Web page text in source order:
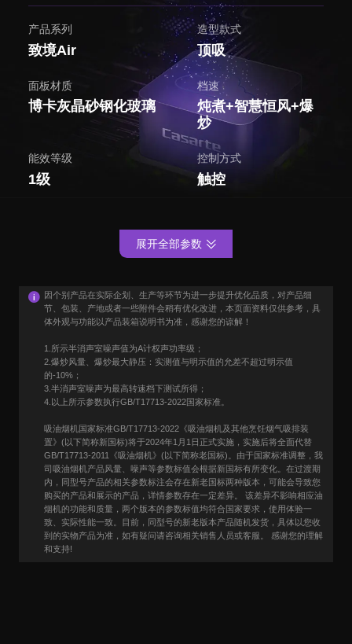
产品系列
致境Air
造型款式
顶吸
面板材质
博卡灰晶砂钢化玻璃
档速
炖煮+智慧恒风+爆
炒
能效等级
1级
控制方式
触控
因个别产品在实际企划、生产等环节为进一步提升优化品质，对产品细
节、包装、产地或者一些附件会稍有优化改进，本页面资料仅供参考，具
体外观与功能以产品装箱说明书为准，感谢您的谅解！
1.所示半消声室噪声值为A计权声功率级；
2.爆炒风量、爆炒最大静压：实测值与明示值的允差不超过明示值
的-10%；
3.半消声室噪声为最高转速档下测试所得；
4.以上所示参数执行GB/T17713-2022国家标准。
吸油烟机国家标准GB/T17713-2022《吸油烟机及其他烹饪烟气吸排装
置》(以下简称新国标)将于2024年1月1日正式实施，实施后将全面代替
GB/T17713-2011《吸油烟机》(以下简称老国标)。由于国家标准调整，我
司吸油烟机产品风量、噪声等参数标值会根据新国标有所变化。在过渡期
内，同型号产品的相关参数标注会存在新老国标两种版本，可能会导致您
购买的产品和展示的产品，详情参数存在一定差异。 该差异不影响相应油
烟机的功能和质量，两个版本的参数标值均符合国家要求，使用体验一
致、实际性能一致。目前，同型号的新老版本产品随机发货，具体以您收
到的实物产品为准，如有疑问请咨询相关销售人员或客服。 感谢您的理解
和支持!
展开全部参数